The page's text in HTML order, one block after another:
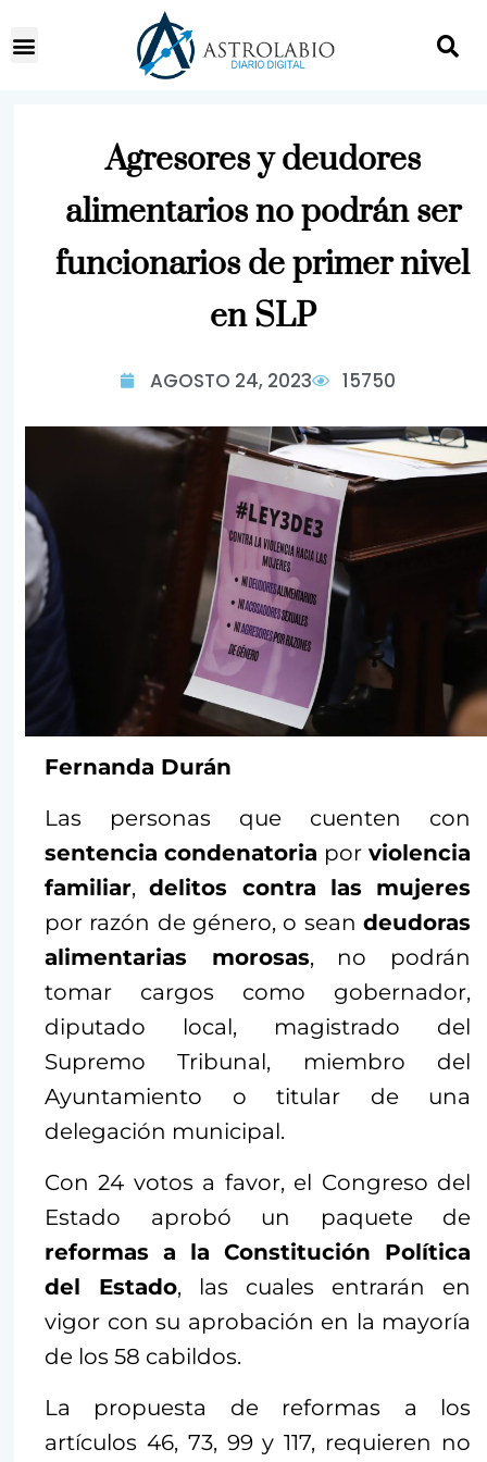
Agresores y deudores
alimentarios no podrán ser
funcionarios de primer nivel
en SLP
AGOSTO 24, 2023 15750
Fernanda Durán
Las personas que cuenten con
sentencia condenatoria porviolencia
familiar,delitos contra las mujeres
por razón de género, o sean deudoras
alimentarias morosas, no podrán
tomar cargos como gobernador,
diputado local, magistrado del
Supremo Tribunal, miembro del
Ayuntamiento o titular de una
delegación municipal.
Con 24 votos a favor, el Congreso del
Estado aprobó un paquete de
reformas a la Constitución Política
del Estado, las cuales entrarán en
vigor con su aprobación en la mayoría
de los 58 cabildos.
La propuesta de reformas a los
artículos 46, 73, 99 y 117, requieren no